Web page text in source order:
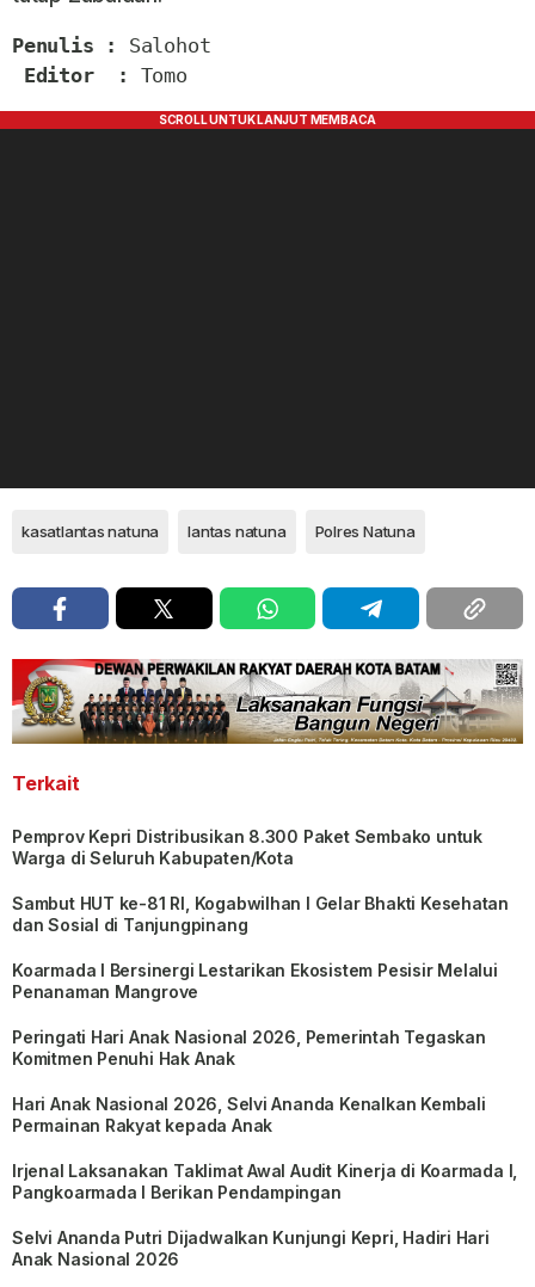
Penulis : Salohot
Editor  : Tomo
kasatlantas natuna lantas natuna Polres Natuna
Terkait
Pemprov Kepri Distribusikan 8.300 Paket Sembako untuk
Warga di Seluruh Kabupaten/Kota
Sambut HUT ke-81 RI, Kogabwilhan I Gelar Bhakti Kesehatan
dan Sosial di Tanjungpinang
Koarmada I Bersinergi Lestarikan Ekosistem Pesisir Melalui
Penanaman Mangrove
Peringati Hari Anak Nasional 2026, Pemerintah Tegaskan
Komitmen Penuhi Hak Anak
Hari Anak Nasional 2026, Selvi Ananda Kenalkan Kembali
Permainan Rakyat kepada Anak
Irjenal Laksanakan Taklimat Awal Audit Kinerja di Koarmada I,
Pangkoarmada I Berikan Pendampingan
Selvi Ananda Putri Dijadwalkan Kunjungi Kepri, Hadiri Hari
Anak Nasional 2026